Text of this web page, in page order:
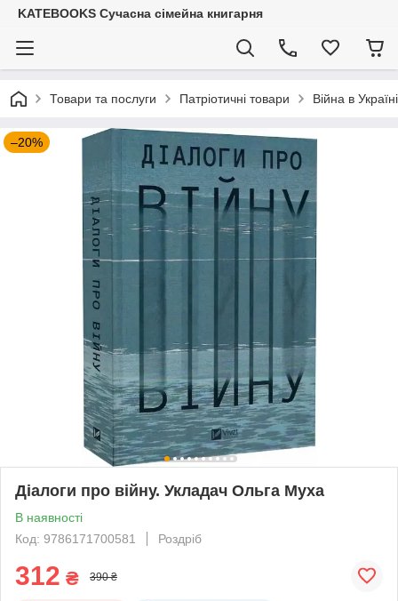
KATEBOOKS Сучасна сімейна книгарня
Товари та послуги Патріотичні товари Війна в Україні
–20%
Діалоги про війну. Укладач Ольга Муха
В наявності
Код: 9786171700581
Роздріб
312 ₴ 390 ₴